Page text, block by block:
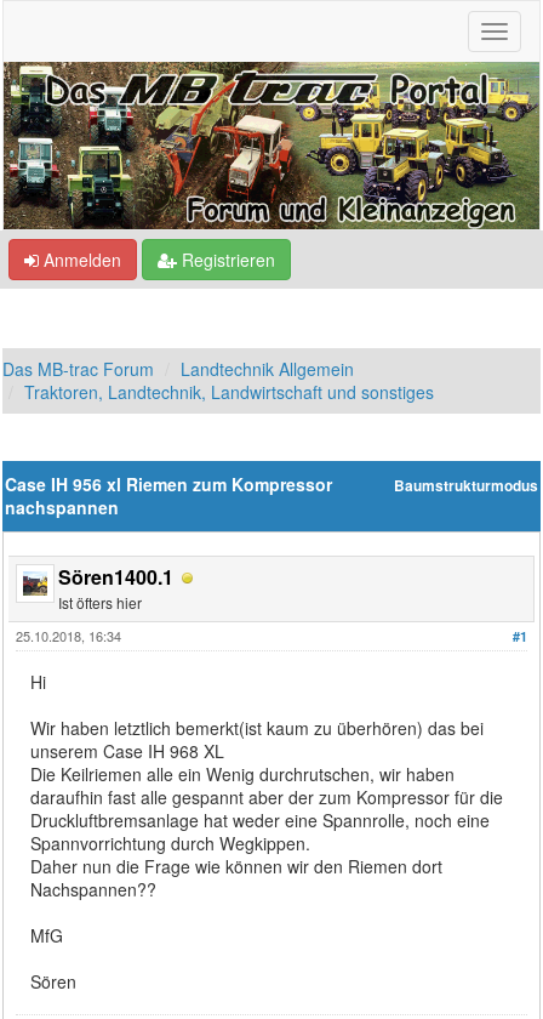
Anmelden Registrieren
Das MB-trac Forum
Landtechnik Allgemein
Traktoren, Landtechnik, Landwirtschaft und sonstiges
Baumstrukturmodus
Case IH 956 xl Riemen zum Kompressor
nachspannen
Sören1400.1
Ist öfters hier
#1
25.10.2018, 16:34
Hi
Wir haben letztlich bemerkt(ist kaum zu überhören) das bei
unserem Case IH 968 XL
Die Keilriemen alle ein Wenig durchrutschen, wir haben
daraufhin fast alle gespannt aber der zum Kompressor für die
Druckluftbremsanlage hat weder eine Spannrolle, noch eine
Spannvorrichtung durch Wegkippen.
Daher nun die Frage wie können wir den Riemen dort
Nachspannen??
MfG
Sören